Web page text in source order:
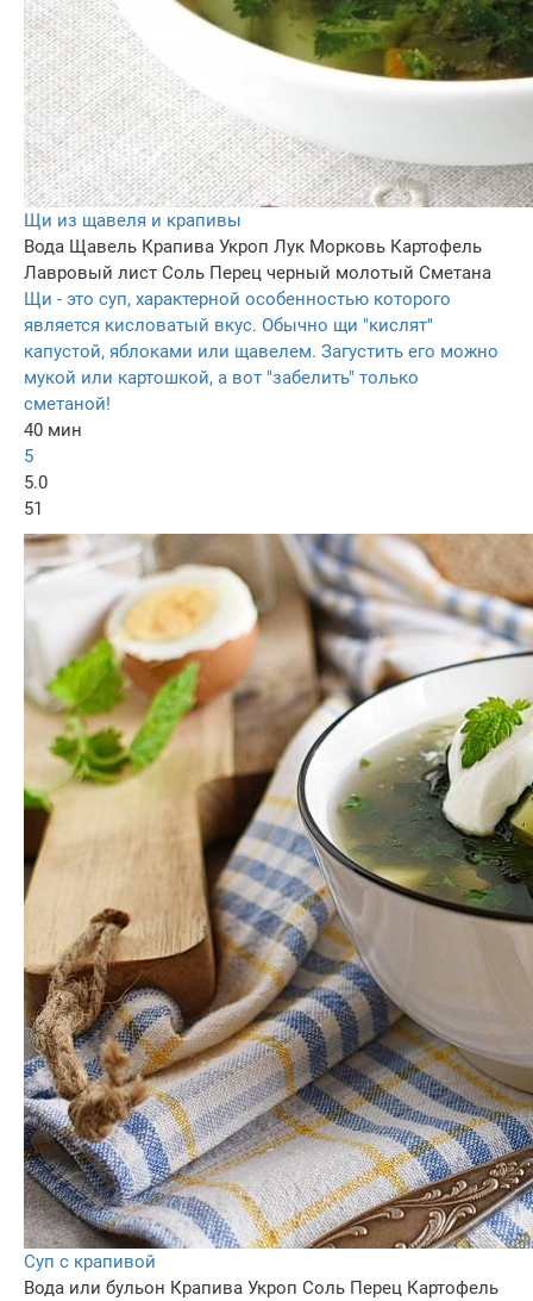
Щи из щавеля и крапивы
Вода Щавель Крапива Укроп Лук Морковь Картофель
Лавровый лист Соль Перец черный молотый Сметана
Щи - это суп, характерной особенностью которого
является кисловатый вкус. Обычно щи "кислят"
капустой, яблоками или щавелем. Загустить его можно
мукой или картошкой, а вот "забелить" только
сметаной!
40 мин
5
5.0
51
Суп с крапивой
Вода или бульон Крапива Укроп Соль Перец Картофель